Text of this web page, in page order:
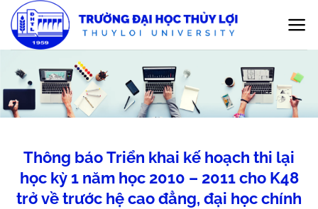
qua
nội
Thông báo Triển khai kế hoạch thi lại
học kỳ 1 năm học 2010 – 2011 cho K48
trở về trước hệ cao đẳng, đại học chính